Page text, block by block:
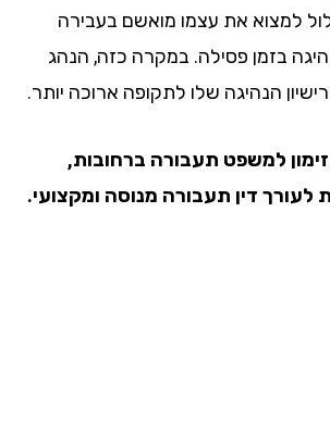
את עצמו מואשם בעבירה
בזמן פסילה. במקרה כזה, הנהג
הנהיגה שלו לתקופה ארוכה יותר.
למשפט תעבורה ברחובות,
דין תעבורה מנוסה ומקצועי.